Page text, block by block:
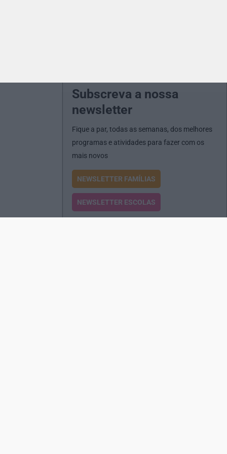
Subscreva a nossa
newsletter
Fique a par, todas as semanas, dos melhores
programas e atividades para fazer com os
mais novos
NEWSLETTER FAMÍLIAS
NEWSLETTER ESCOLAS